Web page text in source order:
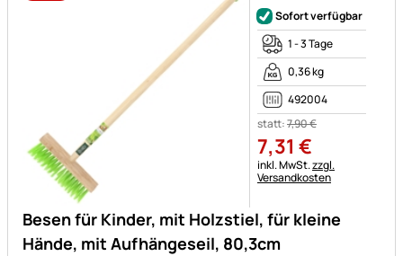
Besen für Kinder, mit Holzstiel, für kleine
Hände, mit Aufhängeseil, 80,3cm
Sofort verfügbar
1 - 3 Tage
0,36 kg
492004
statt:7,90€
7,31 €
Steuerhinweis:
inkl. MwSt.zzgl.
Versandkosten